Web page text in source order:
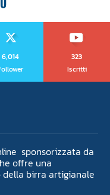
6,014
323
Iscritti
sponsorizzata da
offre una
birra artigianale